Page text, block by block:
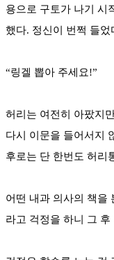
용으로 구토가 나기 시
했다. 정신이 번쩍 들었
“링겔 뽑아 주세요!”
허리는 여전히 아팠지
다시 이문을 들어서지
후로는 단 한번도 허리
어떤 내과 의사의 책을
라고 걱정을 하니 그